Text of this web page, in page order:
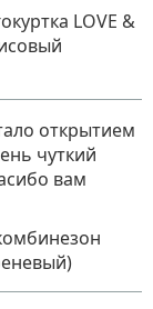
LOVE &
открытием
чуткий
вам